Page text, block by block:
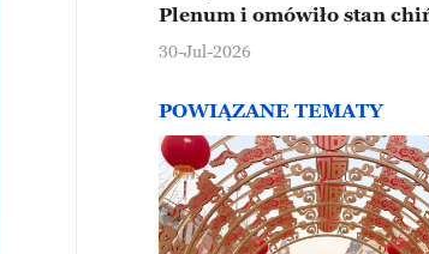
Plenum i omówiło stan
gospodarki
30-Jul-2026
POWIĄZANE TEMATY